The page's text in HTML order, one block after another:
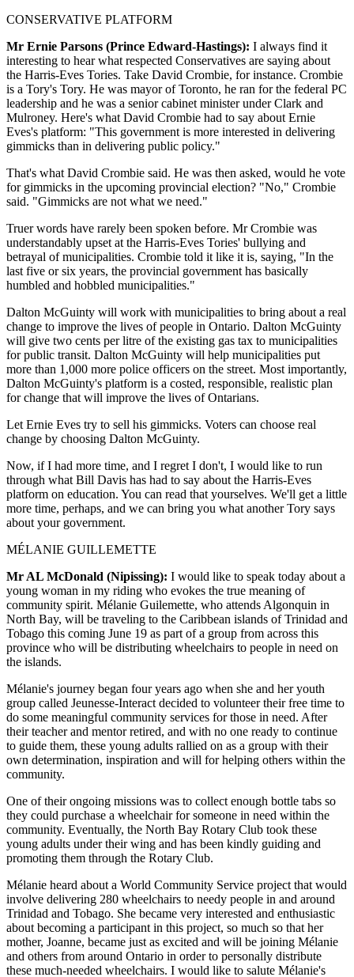
CONSERVATIVE PLATFORM
Mr Ernie Parsons (Prince Edward-Hastings): I always find it
interesting to hear what respected Conservatives are saying about
the Harris-Eves Tories. Take David Crombie, for instance. Crombie
is a Tory's Tory. He was mayor of Toronto, he ran for the federal PC
leadership and he was a senior cabinet minister under Clark and
Mulroney. Here's what David Crombie had to say about Ernie
Eves's platform: "This government is more interested in delivering
gimmicks than in delivering public policy."
That's what David Crombie said. He was then asked, would he vote
for gimmicks in the upcoming provincial election? "No," Crombie
said. "Gimmicks are not what we need."
Truer words have rarely been spoken before. Mr Crombie was
understandably upset at the Harris-Eves Tories' bullying and
betrayal of municipalities. Crombie told it like it is, saying, "In the
last five or six years, the provincial government has basically
humbled and hobbled municipalities."
Dalton McGuinty will work with municipalities to bring about a real
change to improve the lives of people in Ontario. Dalton McGuinty
will give two cents per litre of the existing gas tax to municipalities
for public transit. Dalton McGuinty will help municipalities put
more than 1,000 more police officers on the street. Most importantly,
Dalton McGuinty's platform is a costed, responsible, realistic plan
for change that will improve the lives of Ontarians.
Let Ernie Eves try to sell his gimmicks. Voters can choose real
change by choosing Dalton McGuinty.
Now, if I had more time, and I regret I don't, I would like to run
through what Bill Davis has had to say about the Harris-Eves
platform on education. You can read that yourselves. We'll get a little
more time, perhaps, and we can bring you what another Tory says
about your government.
MÉLANIE GUILLEMETTE
Mr AL McDonald (Nipissing): I would like to speak today about a
young woman in my riding who evokes the true meaning of
community spirit. Mélanie Guilemette, who attends Algonquin in
North Bay, will be traveling to the Caribbean islands of Trinidad and
Tobago this coming June 19 as part of a group from across this
province who will be distributing wheelchairs to people in need on
the islands.
Mélanie's journey began four years ago when she and her youth
group called Jeunesse-Interact decided to volunteer their free time to
do some meaningful community services for those in need. After
their teacher and mentor retired, and with no one ready to continue
to guide them, these young adults rallied on as a group with their
own determination, inspiration and will for helping others within the
community.
One of their ongoing missions was to collect enough bottle tabs so
they could purchase a wheelchair for someone in need within the
community. Eventually, the North Bay Rotary Club took these
young adults under their wing and has been kindly guiding and
promoting them through the Rotary Club.
Mélanie heard about a World Community Service project that would
involve delivering 280 wheelchairs to needy people in and around
Trinidad and Tobago. She became very interested and enthusiastic
about becoming a participant in this project, so much so that her
mother, Joanne, became just as excited and will be joining Mélanie
and others from around Ontario in order to personally distribute
these much-needed wheelchairs. I would like to salute Mélanie's